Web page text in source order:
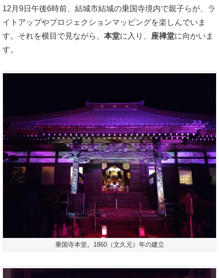
12月9日午後6時前、結城市結城の乗国寺境内で親子らが、ラ
イトアップやプロジェクションマッピングを楽しんでいま
す。それを横目で見ながら、 本堂に入り、 座禅堂に向かいま
す。
乗国寺本堂。1860（文久元）年の建立